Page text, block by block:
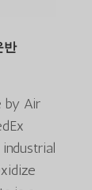
반
by Air